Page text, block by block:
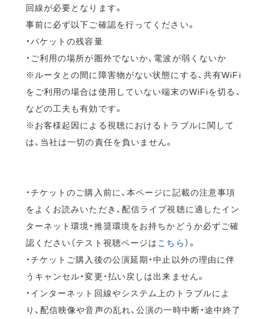
回線が必要となります。
事前に必ず以下ご確認を行ってください。
・パケットの残容量
・ご利用の場所が圏外でないか、電波が弱くないか
※ルータとの間に障害物がない状態にする、共有WiFi
をご利用の場合は使用していない端末のWiFiを切る、
などの工夫も有効です。
※お客様起因による視聴におけるトラブルに関して
は、当社は一切の責任を負いません。
・チケットのご購入前に、本ページに記載の注意事項
をよくお読みいただき、配信ライブ視聴に適したイン
ターネット環境・推奨環境をお持ちかどうか必ずご確
認ください（テスト視聴ページは こちら）。
・チケットご購入後の公演延期・中止以外の理由に伴
うキャンセル・変更・払い戻しは出来ません。
・インターネット回線やシステム上のトラブルによ
り、配信映像や音声の乱れ、公演の一時中断・途中終了